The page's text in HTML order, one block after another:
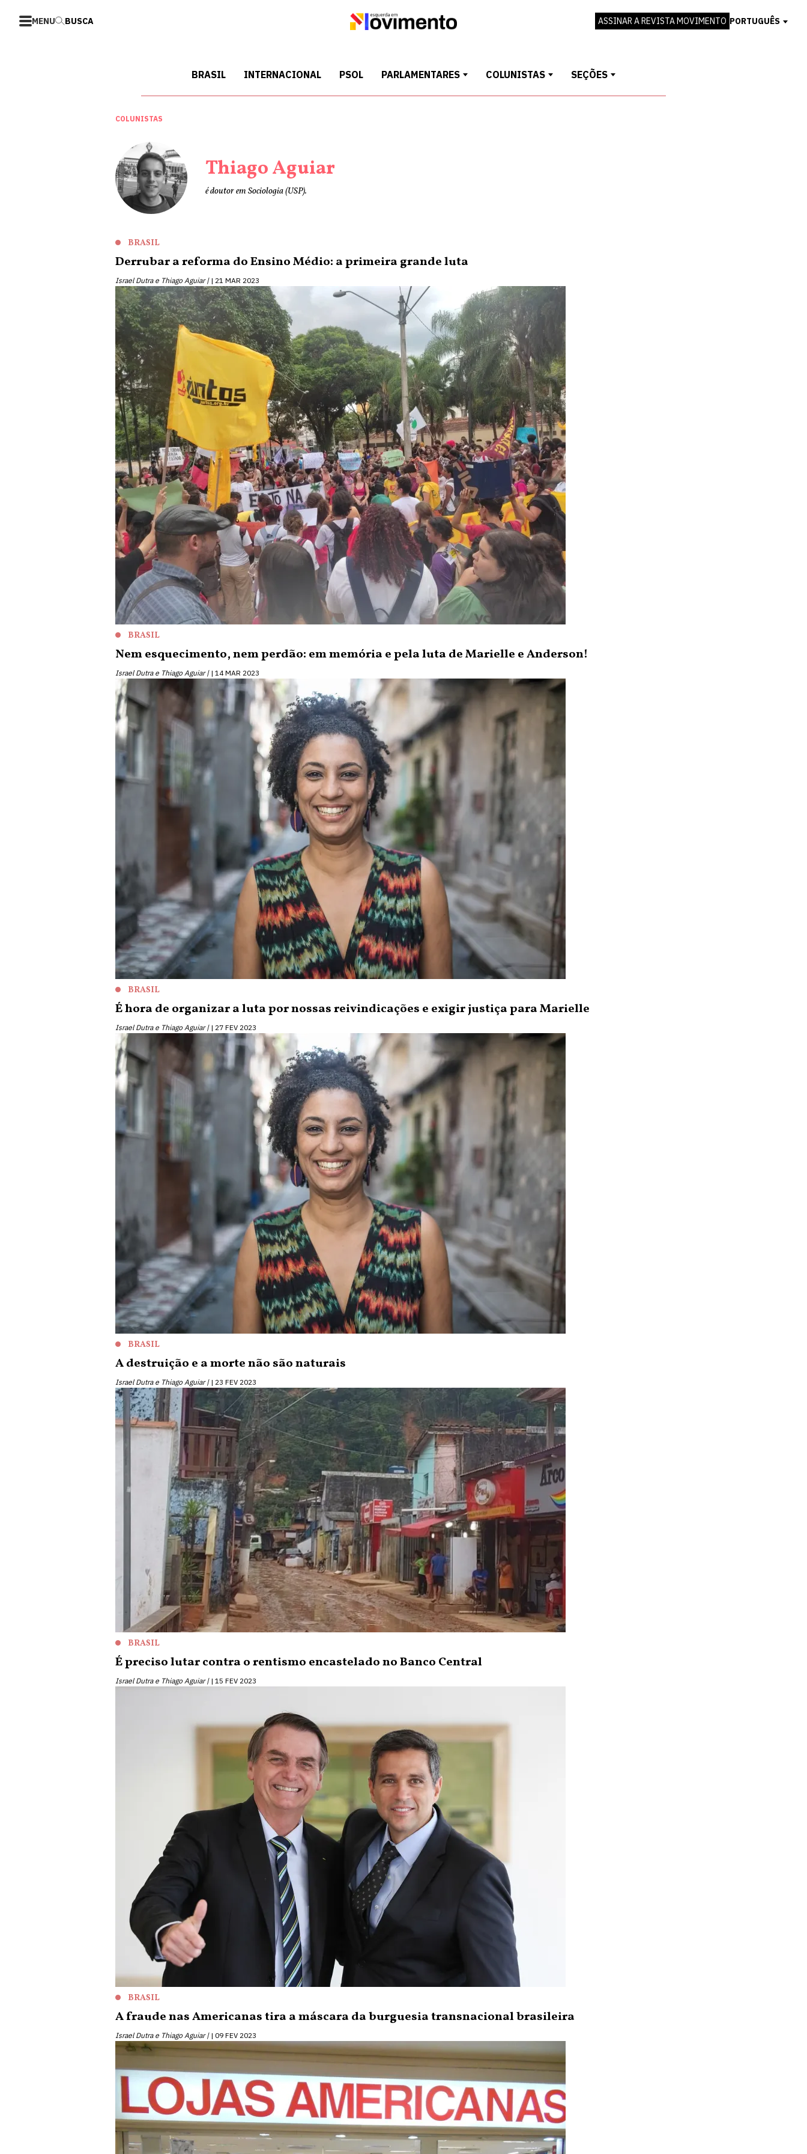
MENU BUSCA ASSINAR A REVISTA MOVIMENTO PORTUGUÊS
BRASIL INTERNACIONAL PSOL PARLAMENTARES COLUNISTAS SEÇÕES
COLUNISTAS
Thiago Aguiar
é doutor em Sociologia (USP).
BRASIL
Derrubar a reforma do Ensino Médio: a primeira grande luta
Israel Dutra e Thiago Aguiar | 21 MAR 2023
BRASIL
Nem esquecimento, nem perdão: em memória e pela luta de Marielle e Anderson!
Israel Dutra e Thiago Aguiar | 14 MAR 2023
BRASIL
É hora de organizar a luta por nossas reivindicações e exigir justiça para Marielle
Israel Dutra e Thiago Aguiar | 27 FEV 2023
BRASIL
A destruição e a morte não são naturais
Israel Dutra e Thiago Aguiar | 23 FEV 2023
BRASIL
É preciso lutar contra o rentismo encastelado no Banco Central
Israel Dutra e Thiago Aguiar | 15 FEV 2023
BRASIL
A fraude nas Americanas tira a máscara da burguesia transnacional brasileira
Israel Dutra e Thiago Aguiar | 09 FEV 2023